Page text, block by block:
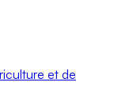
et de